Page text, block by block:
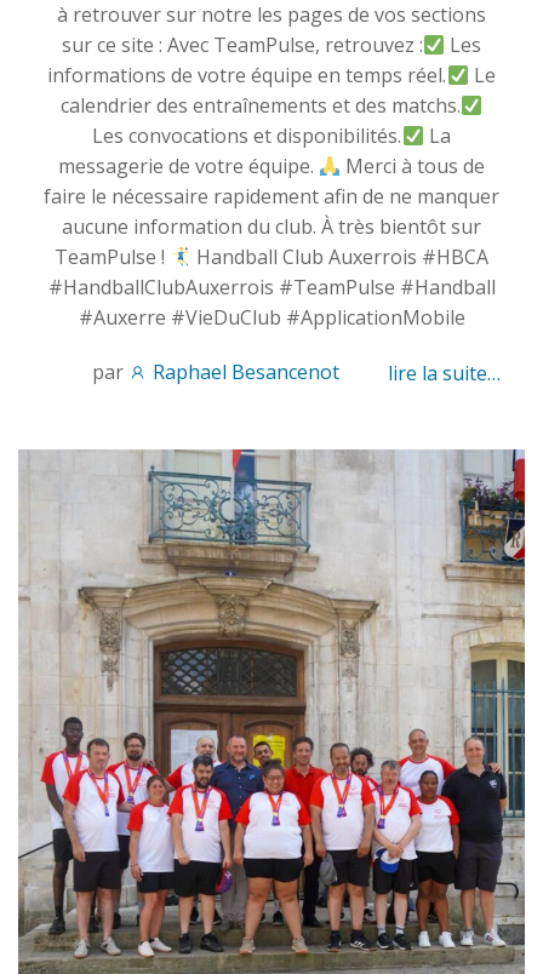
à retrouver sur notre les pages de vos sections
sur ce site : Avec TeamPulse, retrouvez :
Les
informations de votre équipe en temps réel.
Le
calendrier des entraînements et des matchs.
Les convocations et disponibilités.
La
messagerie de votre équipe.
Merci à tous de
faire le nécessaire rapidement afin de ne manquer
aucune information du club. À très bientôt sur
TeamPulse !
Handball Club Auxerrois #HBCA
#HandballClubAuxerrois #TeamPulse #Handball
#Auxerre #VieDuClub #ApplicationMobile
par Raphael Besancenot lire la suite…